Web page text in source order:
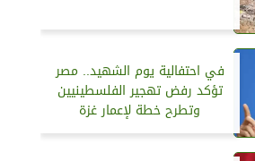
في احتفالية يوم الشهيد.. مصر
تؤكد رفض تهجير الفلسطينيين
وتطرح خطة لإعمار غزة